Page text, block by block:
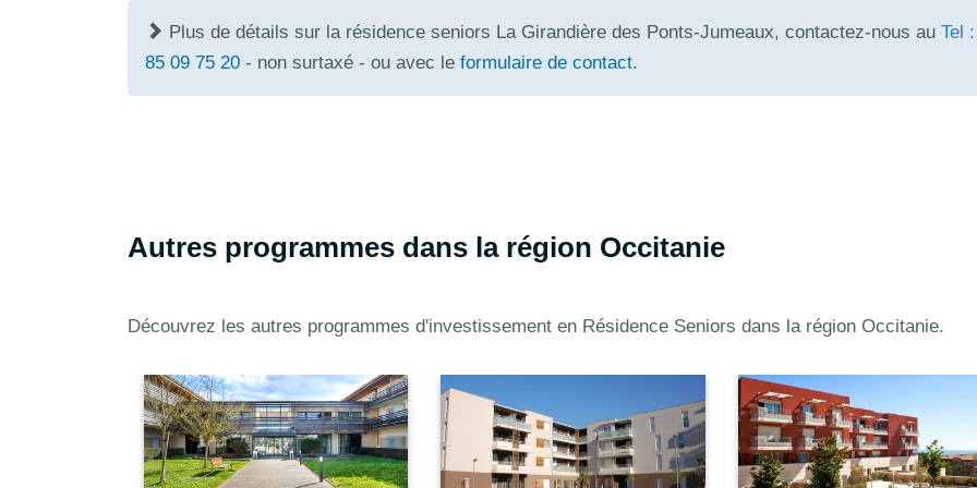
Plus de détails sur la résidence seniors La Girandière des Ponts-Jumeaux, contactez-nous au Tel
85 09 75 20 - non surtaxé - ou avec le formulaire de contact.
Autres programmes dans la région Occitanie
Découvrez les autres programmes d'investissement en Résidence Seniors dans la région Occitanie.